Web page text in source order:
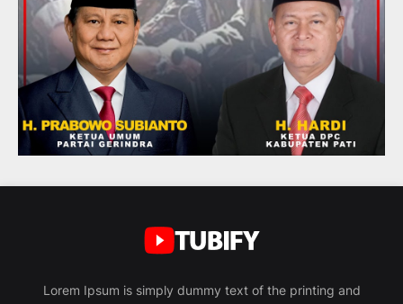
Lorem Ipsum is simply dummy text of the printing and